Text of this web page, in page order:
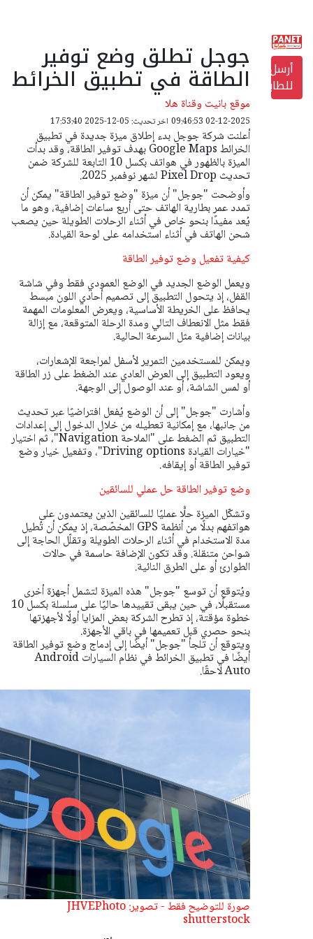
أرسل
للطابعة
جوجل تطلق وضع توفير
الطاقة في تطبيق الخرائط
موقع بانيت وقناة هلا
02-12-2025 09:46:53 اخر تحديث: 05-12-2025 17:53:40
أعلنت شركة جوجل بدء إطلاق ميزة جديدة في تطبيق
الخرائط Google Maps بهدف توفير الطاقة، وقد بدأت
الميزة بالظهور في هواتف بكسل 10 التابعة للشركة ضمن
تحديث Pixel Drop لشهر نوفمبر 2025.
وأوضحت "جوجل" أن ميزة "وضع توفير الطاقة" يمكن أن
تمدد عمر بطارية الهاتف حتى أربع ساعات إضافية، وهو ما
يُعد مفيدًا بنحو خاص في أثناء الرحلات الطويلة حين يصعب
شحن الهاتف في أثناء استخدامه على لوحة القيادة.
كيفية تفعيل وضع توفير الطاقة
ويعمل الوضع الجديد في الوضع العمودي فقط وفي شاشة
القفل، إذ يتحول التطبيق إلى تصميم أحادي اللون مبسط
يحافظ على الخريطة الأساسية، ويعرض المعلومات المهمة
فقط مثل الانعطاف التالي ومدة الرحلة المتوقعة، مع إزالة
بيانات إضافية مثل السرعة الحالية.
ويمكن للمستخدمين التمرير لأسفل لمراجعة الإشعارات،
ويعود التطبيق إلى العرض العادي عند الضغط على زر الطاقة
أو لمس الشاشة، أو عند الوصول إلى الوجهة.
وأشارت "جوجل" إلى أن الوضع يُفعل افتراضيًا عبر تحديث
من جانبها، مع إمكانية تعطيله من خلال الدخول إلى إعدادات
التطبيق ثم الضغط على "الملاحة Navigation"، ثم اختيار
"خيارات القيادة Driving options"، وتفعيل خيار وضع
توفير الطاقة أو إيقافه.
وضع توفير الطاقة حل عملي للسائقين
وتشكّل الميزة حلًّا عمليًا للسائقين الذين يعتمدون على
هواتفهم بدلًا من أنظمة GPS المخصّصة، إذ يمكن أن تُطيل
مدة الاستخدام في أثناء الرحلات الطويلة وتقلّل الحاجة إلى
شواحن متنقلة. وقد تكون الإضافة حاسمة في حالات
الطوارئ أو على الطرق النائية.
ويُتوقع أن توسع "جوجل" هذه الميزة لتشمل أجهزة أخرى
مستقبلًا، في حين يبقى تقييدها حاليًا على سلسلة بكسل 10
خطوة مؤقتة، إذ تطرح الشركة بعض المزايا أولًا لأجهزتها
بنحو حصري قبل تعميمها في باقي الأجهزة.
ويتوقع أن تلجأ "جوجل" أيضًا إلى إدماج وضع توفير الطاقة
أيضًا في تطبيق الخرائط في نظام السيارات Android
Auto لاحقًا.
صورة للتوضيح فقط - تصوير: JHVEPhoto
shutterstock